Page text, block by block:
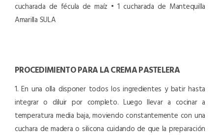
cucharada de fécula de maíz • 1 cucharada de Mantequilla
Amarilla SULA
PROCEDIMIENTO PARA LA CREMA PASTELERA
1. En una olla disponer todos los ingredientes y batir hasta
integrar o diluir por completo. Luego llevar a cocinar a
temperatura media baja, moviendo constantemente con una
cuchara de madera o silicona cuidando de que la preparación